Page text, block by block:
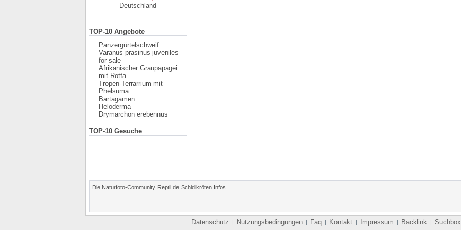
Deutschland
TOP-10 Angebote
Panzergürtelschweif
Varanus prasinus juveniles
for sale
Afrikanischer Graupapagei
mit Rotfa
Tropen-Terrarrium mit
Phelsuma
Bartagamen
Heloderma
Drymarchon erebennus
TOP-10 Gesuche
Die Naturfoto-Community Reptil.de Schidlkröten Infos
Datenschutz | Nutzungsbedingungen | Faq | Kontakt | Impressum | Backlink |